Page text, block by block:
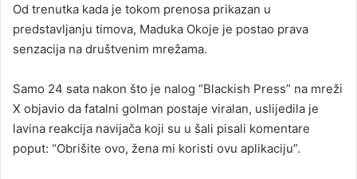
Od trenutka kada je tokom prenosa prikazan u
predstavljanju timova, Maduka Okoje je postao prava
senzacija na društvenim mrežama.
Samo 24 sata nakon što je nalog “Blackish Press” na mreži
X objavio da fatalni golman postaje viralan, uslijedila je
lavina reakcija navijača koji su u šali pisali komentare
poput: “Obrišite ovo, žena mi koristi ovu aplikaciju”.